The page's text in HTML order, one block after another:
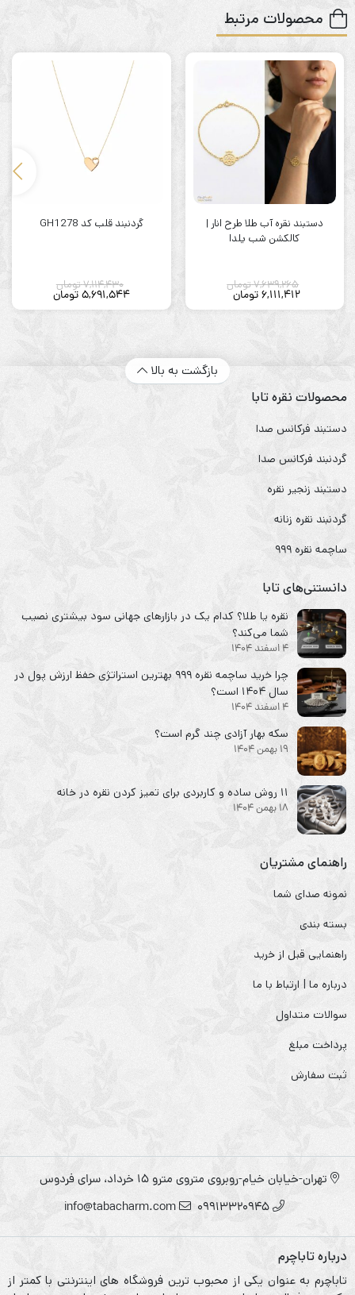
محصولات مرتبط
دستبند نقره آب طلا طرح انار |
کالکشن شب یلدا
7,639,265تومان
6,111,412 تومان
گردنبند قلب کد GH1278
7,114,430تومان
5,691,544 تومان
بازگشت به بالا
محصولات نقره تابا
دستبند فرکانس صدا
گردنبند فرکانس صدا
دستبند زنجیر نقره
گردنبند نقره زنانه
ساچمه نقره ۹۹۹
دانستنی‌های تابا
نقره یا طلا؟ کدام یک در بازارهای جهانی سود بیشتری نصیب
شما می‌کند؟
4 اسفند 1404
چرا خرید ساچمه نقره ۹۹۹ بهترین استراتژی حفظ ارزش پول در
سال ۱۴۰۴ است؟
4 اسفند 1404
سکه‌ بهار آزادی چند گرم است؟
19 بهمن 1404
۱۱ روش ساده و کاربردی برای تمیز کردن نقره در خانه
18 بهمن 1404
راهنمای مشتریان
نمونه صدای شما
بسته بندی
راهنمایی قبل از خرید
درباره ما | ارتباط با ما
سوالات متداول
پرداخت مبلغ
ثبت سفارش
تهران-خیابان خیام-روبروی متروی مترو ۱۵ خرداد، سرای فردوس
09913320945
info@tabacharm.com
درباره تاباچرم
تاباچرم به عنوان یکی از محبوب ترین فروشگاه های اینترنتی با کمتر از